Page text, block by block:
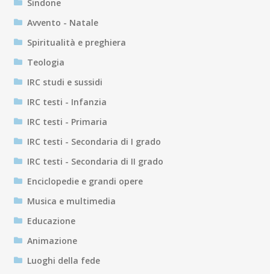
Sindone
Avvento - Natale
Spiritualità e preghiera
Teologia
IRC studi e sussidi
IRC testi - Infanzia
IRC testi - Primaria
IRC testi - Secondaria di I grado
IRC testi - Secondaria di II grado
Enciclopedie e grandi opere
Musica e multimedia
Educazione
Animazione
Luoghi della fede